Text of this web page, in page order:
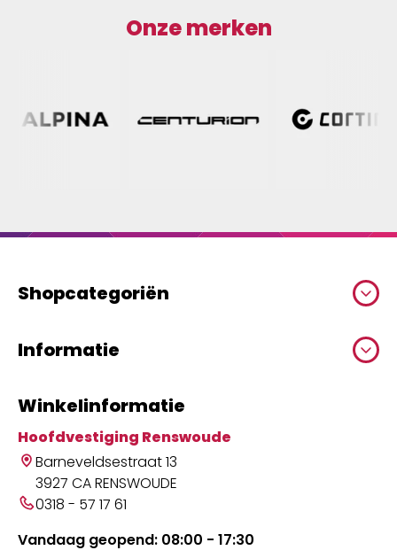
Onze merken
Shopcategoriën
Informatie
Winkelinformatie
Hoofdvestiging Renswoude
Barneveldsestraat 13
3927 CA RENSWOUDE
0318 - 57 17 61
Vandaag geopend: 08:00 - 17:30